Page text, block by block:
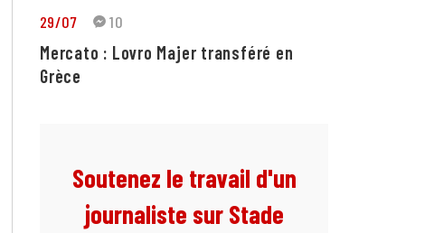
29/07 10
Mercato : Lovro Majer transféré en
Grèce
Soutenez le travail d'un
journaliste sur Stade